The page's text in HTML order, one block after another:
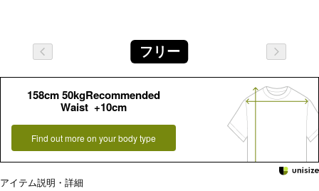
フリー
158cm 50kgRecommended
Waist +10cm
Find out more on your body type
アイテム説明・詳細